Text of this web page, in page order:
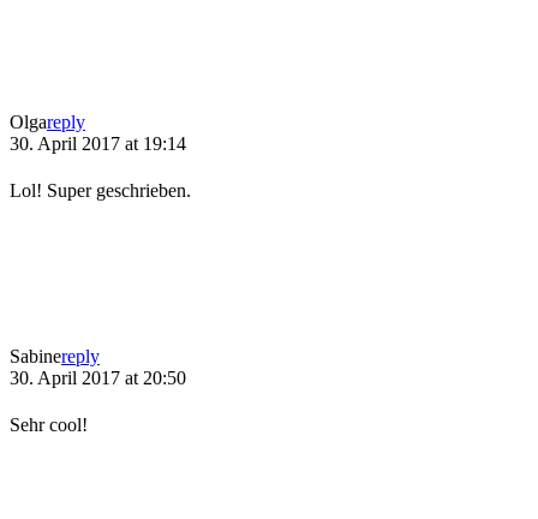
Olgareply
30. April 2017 at 19:14
Lol! Super geschrieben.
Sabinereply
30. April 2017 at 20:50
Sehr cool!